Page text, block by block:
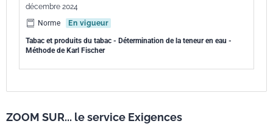
décembre 2024
Norme
En vigueur
Tabac et produits du tabac - Détermination de la teneur en eau -
Méthode de Karl Fischer
ZOOM SUR... le service Exigences